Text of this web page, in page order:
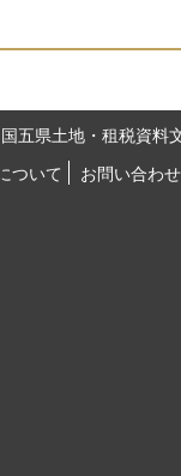
五県土地・租税資料
ついて
お問い合わせ